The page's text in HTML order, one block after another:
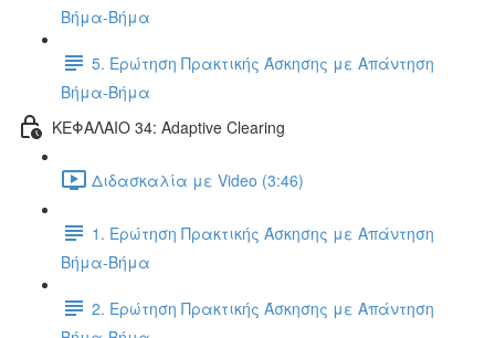
Βήμα-Βήμα
5. Ερώτηση Πρακτικής Άσκησης με Απάντηση
Βήμα-Βήμα
ΚΕΦΑΛΑΙΟ 34: Adaptive Clearing
Διδασκαλία με Video (3:46)
1. Ερώτηση Πρακτικής Άσκησης με Απάντηση
Βήμα-Βήμα
2. Ερώτηση Πρακτικής Άσκησης με Απάντηση